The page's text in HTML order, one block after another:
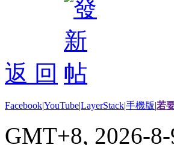
返 回
Facebook|YouTube|LayerStack|手機版|若
GMT+8, 2026-